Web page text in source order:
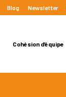
Blog Newsletter
Cohésion d’équipe